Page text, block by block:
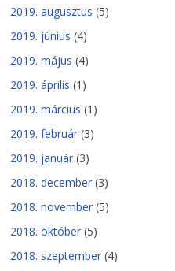
2019. augusztus (5)
2019. június (4)
2019. május (4)
2019. április (1)
2019. március (1)
2019. február (3)
2019. január (3)
2018. december (3)
2018. november (5)
2018. október (5)
2018. szeptember (4)